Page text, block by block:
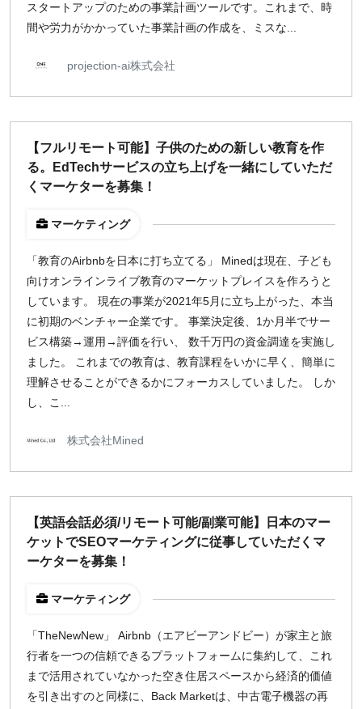
スタートアップのための事業計画ツールです。これまで、時
間や労力がかかっていた事業計画の作成を、ミスな...
projection-ai株式会社
【フルリモート可能】子供のための新しい教育を作
る。EdTechサービスの立ち上げを一緒にしていただ
くマーケターを募集！
マーケティング
「教育のAirbnbを日本に打ち立てる」 Minedは現在、子ども
向けオンラインライブ教育のマーケットプレイスを作ろうと
しています。 現在の事業が2021年5月に立ち上がった、本当
に初期のベンチャー企業です。 事業決定後、1か月半でサー
ビス構築→運用→評価を行い、 数千万円の資金調達を実施し
ました。 これまでの教育は、教育課程をいかに早く、簡単に
理解させることができるかにフォーカスしていました。 しか
し、こ...
株式会社Mined
【英語会話必須/リモート可能/副業可能】日本のマー
ケットでSEOマーケティングに従事していただくマ
ーケターを募集！
マーケティング
「TheNewNew」 Airbnb（エアビーアンドビー）が家主と旅
行者を一つの信頼できるプラットフォームに集約して、これ
まで活用されていなかった空き住居スペースから経済的価値
を引き出すのと同様に、Back Marketは、中古電子機器の再